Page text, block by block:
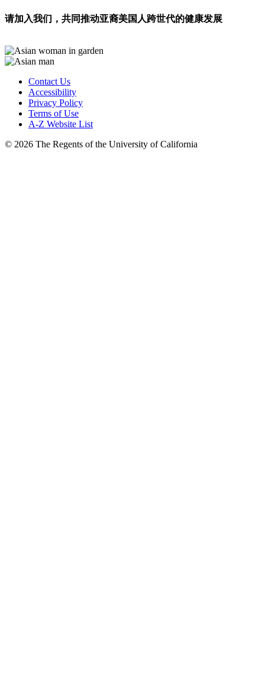
请加入我们，共同推动亚裔美国人跨世代的健康发展
Contact Us
Accessibility
Privacy Policy
Terms of Use
A-Z Website List
© 2026 The Regents of the University of California